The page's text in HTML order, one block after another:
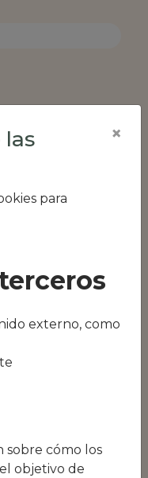
para
×
externo, como
sobre cómo los
objetivo de